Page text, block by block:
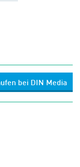
bei DIN Media